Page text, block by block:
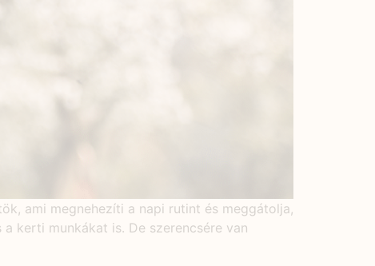
ami megnehezíti a napi rutint és meggátolja,
kerti munkákat is. De szerencsére van